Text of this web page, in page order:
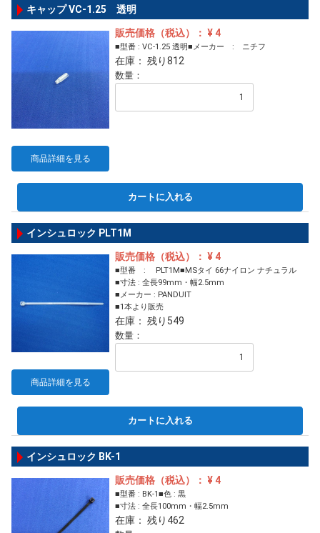
キャップ VC-1.25 透明
商品詳細を見る
販売価格（税込）： ¥ 4
■型番 : VC-1.25 透明■メーカー : ニチフ
在庫： 残り812
数量：
カートに入れる
インシュロック PLT1M
商品詳細を見る
販売価格（税込）： ¥ 4
■型番 : PLT1M■MSタイ 66ナイロン ナチュラル
■寸法 : 全長99mm・幅2.5mm
■メーカー : PANDUIT
■1本より販売
在庫： 残り549
数量：
カートに入れる
インシュロック BK-1
販売価格（税込）： ¥ 4
■型番 : BK-1■色 : 黒
■寸法 : 全長100mm・幅2.5mm
在庫： 残り462